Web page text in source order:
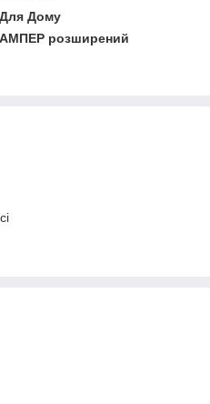
Для Дому
АМПЕР розширений